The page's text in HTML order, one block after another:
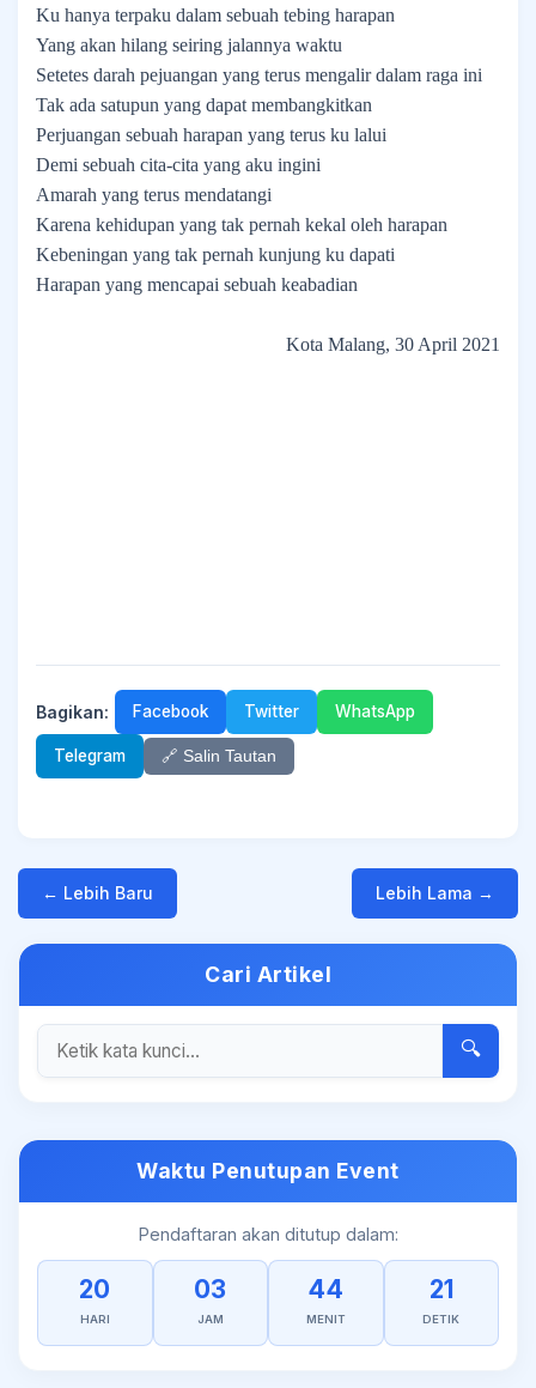
Ku hanya terpaku dalam sebuah tebing harapan
Yang akan hilang seiring jalannya waktu
Setetes darah pejuangan yang terus mengalir dalam raga ini
Tak ada satupun yang dapat membangkitkan
Perjuangan sebuah harapan yang terus ku lalui
Demi sebuah cita-cita yang aku ingini
Amarah yang terus mendatangi
Karena kehidupan yang tak pernah kekal oleh harapan
Kebeningan yang tak pernah kunjung ku dapati
Harapan yang mencapai sebuah keabadian
Kota Malang, 30 April 2021
Bagikan: Facebook Twitter WhatsApp
Telegram 🔗 Salin Tautan
← Lebih Baru Lebih Lama →
Cari Artikel
🔍
Waktu Penutupan Event
Pendaftaran akan ditutup dalam:
20
HARI
03
JAM
44
MENIT
21
DETIK